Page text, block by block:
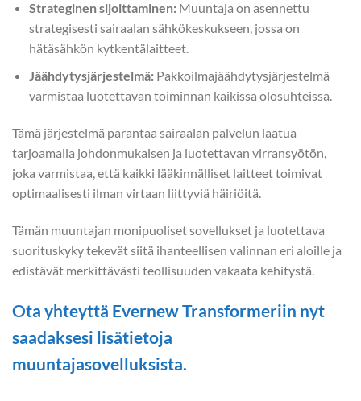
Strateginen sijoittaminen:Muuntaja on asennettu
strategisesti sairaalan sähkökeskukseen, jossa on
hätäsähkön kytkentälaitteet.
Jäähdytysjärjestelmä:Pakkoilmajäähdytysjärjestelmä
varmistaa luotettavan toiminnan kaikissa olosuhteissa.
Tämä järjestelmä parantaa sairaalan palvelun laatua
tarjoamalla johdonmukaisen ja luotettavan virransyötön,
joka varmistaa, että kaikki lääkinnälliset laitteet toimivat
optimaalisesti ilman virtaan liittyviä häiriöitä.
Tämän muuntajan monipuoliset sovellukset ja luotettava
suorituskyky tekevät siitä ihanteellisen valinnan eri aloille ja
edistävät merkittävästi teollisuuden vakaata kehitystä.
Ota yhteyttä Evernew Transformeriin nyt
saadaksesi lisätietoja
muuntajasovelluksista.